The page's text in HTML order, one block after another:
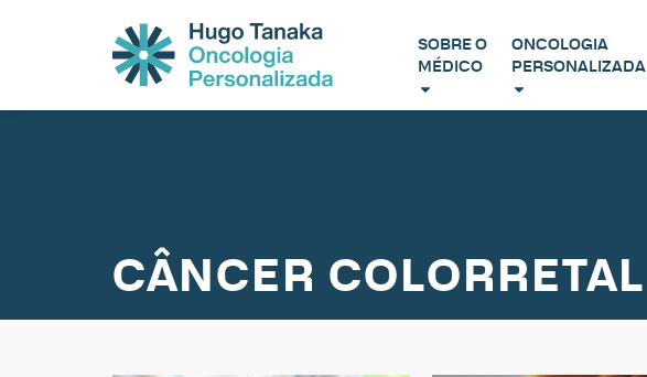
SOBRE O
MÉDICO
ONCOLOGIA
PERSONALIZADA
CÂNCER COLORRETAL